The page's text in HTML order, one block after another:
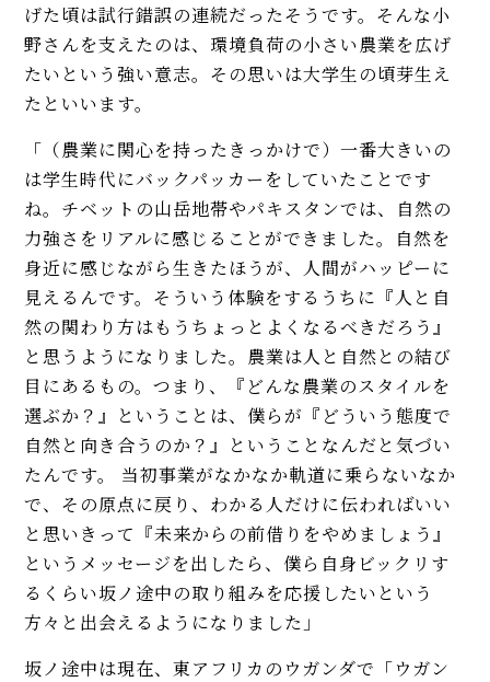
げた頃は試行錯誤の連続だったそうです。そんな小
野さんを支えたのは、環境負荷の小さい農業を広げ
たいという強い意志。その思いは大学生の頃芽生え
たといいます。
「（農業に関心を持ったきっかけで）一番大きいの
は学生時代にバックパッカーをしていたことです
ね。チベットの山岳地帯やパキスタンでは、自然の
力強さをリアルに感じることができました。自然を
身近に感じながら生きたほうが、人間がハッピーに
見えるんです。そういう体験をするうちに『人と自
然の関わり方はもうちょっとよくなるべきだろう』
と思うようになりました。農業は人と自然との結び
目にあるもの。つまり、『どんな農業のスタイルを
選ぶか？』ということは、僕らが『どういう態度で
自然と向き合うのか？』ということなんだと気づい
たんです。 当初事業がなかなか軌道に乗らないなか
で、その原点に戻り、わかる人だけに伝わればいい
と思いきって『未来からの前借りをやめましょう』
というメッセージを出したら、僕ら自身ビックリす
るくらい坂ノ途中の取り組みを応援したいという
方々と出会えるようになりました」
坂ノ途中は現在、東アフリカのウガンダで「ウガン